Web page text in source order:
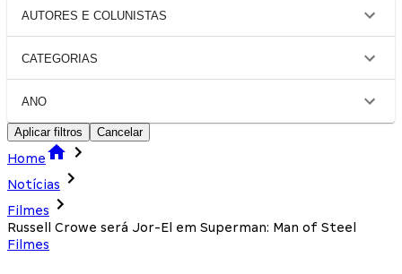
AUTORES E COLUNISTAS
CATEGORIAS
ANO
Aplicar filtros Cancelar
Home
Notícias
Filmes
Russell Crowe será Jor-El em Superman: Man of Steel
Filmes